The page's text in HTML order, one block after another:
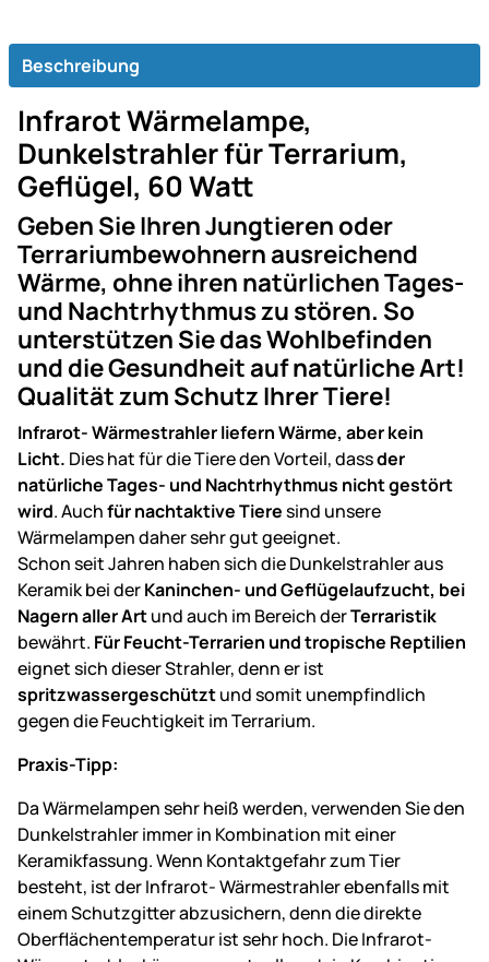
Beschreibung
Infrarot Wärmelampe,
Dunkelstrahler für Terrarium,
Geflügel, 60 Watt
Geben Sie Ihren Jungtieren oder
Terrariumbewohnern ausreichend
Wärme, ohne ihren natürlichen Tages-
und Nachtrhythmus zu stören. So
unterstützen Sie das Wohlbefinden
und die Gesundheit auf natürliche Art!
Qualität zum Schutz Ihrer Tiere!
Infrarot- Wärmestrahler liefern Wärme, aber kein
Licht. Dies hat für die Tiere den Vorteil, dassder
natürliche Tages- und Nachtrhythmus nicht gestört
wird. Auchfür nachtaktive Tieresind unsere
Wärmelampen daher sehr gut geeignet.
Schon seit Jahren haben sich die Dunkelstrahler aus
Keramik bei derKaninchen- und Geflügelaufzucht, bei
Nagern aller Artund auch im Bereich derTerraristik
bewährt. Für Feucht-Terrarien und tropische Reptilien
eignet sich dieser Strahler, denn er ist
spritzwassergeschütztund somit unempfindlich
gegen die Feuchtigkeit im Terrarium.
Praxis-Tipp:
Da Wärmelampen sehr heiß werden, verwenden Sie den
Dunkelstrahler immer in Kombination mit einer
Keramikfassung. Wenn Kontaktgefahr zum Tier
besteht, ist der Infrarot- Wärmestrahler ebenfalls mit
einem Schutzgitter abzusichern, denn die direkte
Oberflächentemperatur ist sehr hoch. Die Infrarot-